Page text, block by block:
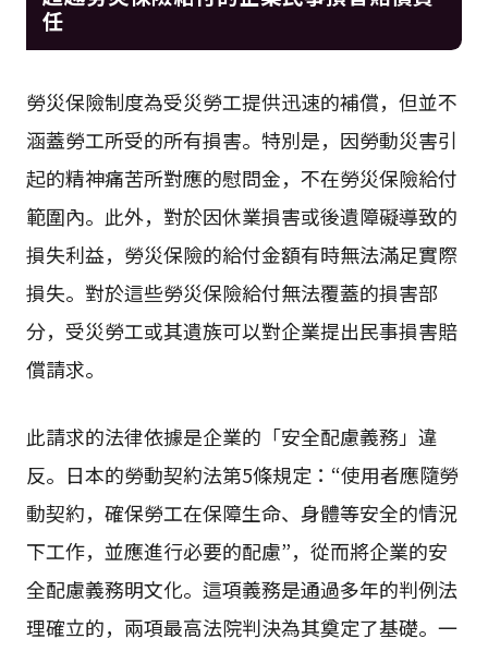
任
勞災保險制度為受災勞工提供迅速的補償，但並不
涵蓋勞工所受的所有損害。特別是，因勞動災害引
起的精神痛苦所對應的慰問金，不在勞災保險給付
範圍內。此外，對於因休業損害或後遺障礙導致的
損失利益，勞災保險的給付金額有時無法滿足實際
損失。對於這些勞災保險給付無法覆蓋的損害部
分，受災勞工或其遺族可以對企業提出民事損害賠
償請求。
此請求的法律依據是企業的「安全配慮義務」違
反。日本的勞動契約法第5條規定：“使用者應隨勞
動契約，確保勞工在保障生命、身體等安全的情況
下工作，並應進行必要的配慮”，從而將企業的安
全配慮義務明文化。這項義務是通過多年的判例法
理確立的，兩項最高法院判決為其奠定了基礎。一